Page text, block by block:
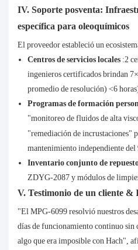
IV. Soporte posventa:
específica para oleoquímicos
El proveedor estableció un
Centros de servicios locales :2
ingenieros certificados brindan
promedio de resolución) <6
Programas de formación
"monitoreo de fluidos de alta
"remediación de incrustaciones"
mantenimiento independiente del
Inventario conjunto de
ZDYG-2087 y módulos de
V. Testimonio de un cliente
"El MPG-6099 resolvió nuestros
días de funcionamiento continuo sin
algo que era imposible con Hach",